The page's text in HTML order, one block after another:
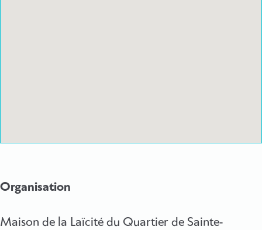
Organisation
Maison de la Laïcité du Quartier de Sainte-